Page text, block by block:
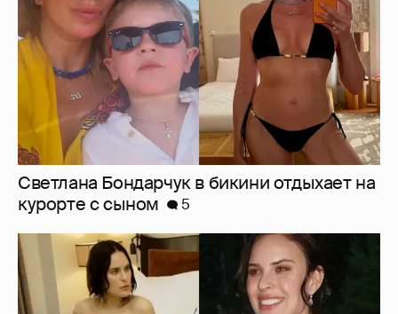
Младшая дочь Брюса Уиллиса и Деми Мур
вышла замуж
4